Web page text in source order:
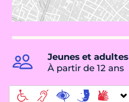
Jeunes et adultes
À partir de 12 ans